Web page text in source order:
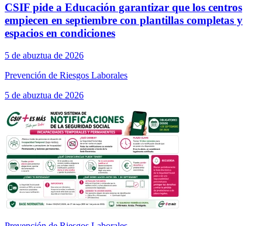
CSIF pide a Educación garantizar que los centros
empiecen en septiembre con plantillas completas y
espacios en condiciones
5 de abuztua de 2026
Prevención de Riesgos Laborales
5 de abuztua de 2026